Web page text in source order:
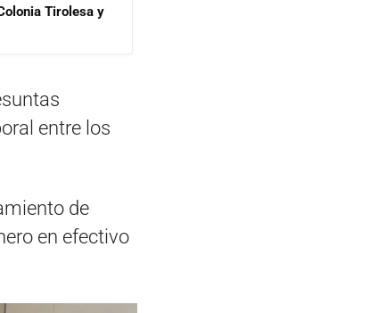
Tirolesa y
entre los
de
en efectivo